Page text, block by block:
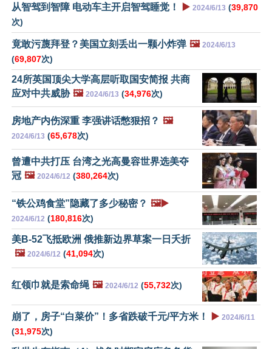
从智驾到智障 电动车主开启智驾睡觉！ ▶️ 2024/6/13 (39,870
次)
竟敢污蔑拜登？美国立刻丢出一颗小炸弹 🖼️ 2024/6/13
(69,807次)
24所英国顶尖大学高层听取国安简报 共商
应对中共威胁 🖼️ 2024/6/13 (34,976次)
房地产内伤深重 李强讲话憋狠招？ 🖼️
2024/6/13 (65,678次)
曾遭中共打压 台湾之光高曼容世界选美夺
冠 🖼️ 2024/6/12 (380,264次)
“铁公鸡食堂”隐藏了多少秘密？ 🖼️▶️
2024/6/12 (180,816次)
美B-52飞抵欧洲 俄推新边界草案一日夭折
🖼️ 2024/6/12 (41,094次)
红领巾就是索命绳 🖼️ 2024/6/12 (55,732次)
崩了，房子“白菜价”！多省跌破千元/平方米！ ▶️ 2024/6/11
(31,975次)